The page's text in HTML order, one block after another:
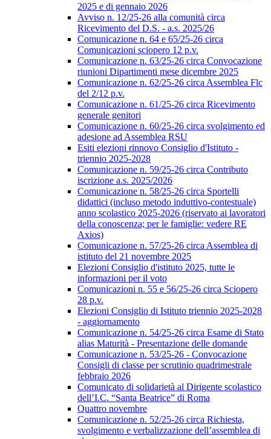
2025 e di gennaio 2026
Avviso n. 12/25-26 alla comunità circa
Ricevimento del D.S. - a.s. 2025/26
Comunicazione n. 64 e 65/25-26 circa
Comunicazioni sciopero 12 p.v.
Comunicazione n. 63/25-26 circa Convocazione
riunioni Dipartimenti mese dicembre 2025
Comunicazione n. 62/25-26 circa Assemblea Flc
del 2/12 p.v.
Comunicazione n. 61/25-26 circa Ricevimento
generale genitori
Comunicazione n. 60/25-26 circa svolgimento ed
adesione ad Assemblea RSU
Esiti elezioni rinnovo Consiglio d'Istituto -
triennio 2025-2028
Comunicazione n. 59/25-26 circa Contributo
iscrizione a.s. 2025/2026
Comunicazione n. 58/25-26 circa Sportelli
didattici (incluso metodo induttivo-contestuale)
anno scolastico 2025-2026 (riservato ai lavoratori
della conoscenza; per le famiglie: vedere RE
Axios)
Comunicazione n. 57/25-26 circa Assemblea di
istituto del 21 novembre 2025
Elezioni Consiglio d'istituto 2025, tutte le
informazioni per il voto
Comunicazioni n. 55 e 56/25-26 circa Sciopero
28 p.v.
Elezioni Consiglio di Istituto triennio 2025-2028
- aggiornamento
Comunicazione n. 54/25-26 circa Esame di Stato
alias Maturità - Presentazione delle domande
Comunicazione n. 53/25-26 - Convocazione
Consigli di classe per scrutinio quadrimestrale
febbraio 2026
Comunicato di solidarietà al Dirigente scolastico
dell’I.C. “Santa Beatrice” di Roma
Quattro novembre
Comunicazione n. 52/25-26 circa Richiesta,
svolgimento e verbalizzazione dell’assemblea di